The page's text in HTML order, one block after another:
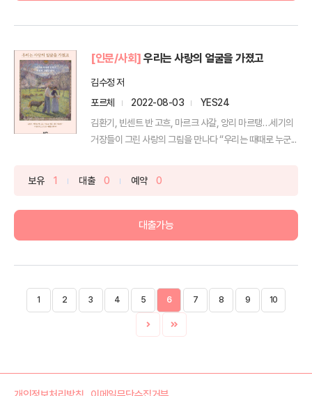
[인문/사회] 우리는 사랑의 얼굴을 가졌고
김수정 저
포르체
2022-08-03
YES24
김환기, 빈센트 반 고흐, 마르크 샤갈, 앙리 마르탱…세기의
거장들이 그린 사랑의 그림을 만나다 “우리는 때때로 누군...
보유 1 대출 0 예약 0
대출가능
1 2 3 4 5 6 7 8 9 10